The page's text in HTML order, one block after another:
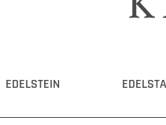
EDELSTEIN